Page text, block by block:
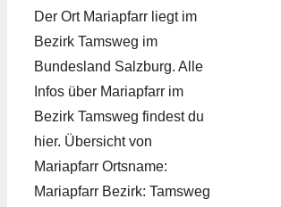
Der Ort Mariapfarr liegt im
Bezirk Tamsweg im
Bundesland Salzburg. Alle
Infos über Mariapfarr im
Bezirk Tamsweg findest du
hier. Übersicht von
Mariapfarr Ortsname:
Mariapfarr Bezirk: Tamsweg